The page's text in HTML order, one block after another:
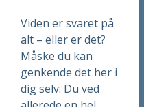
Viden er svaret på
alt – eller er det?
Måske du kan
genkende det her i
dig selv: Du ved